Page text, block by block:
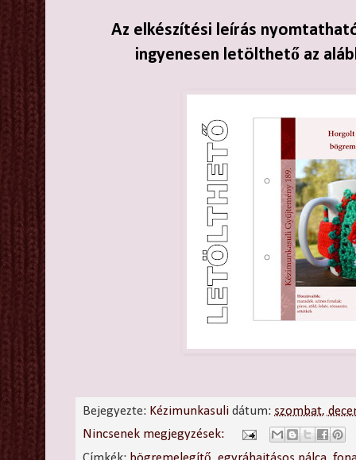
Az elkészítési leírás
ingyenesen letölthető az
Bejegyezte: Kézimunkasuli dátum: szombat,
Nincsenek megjegyzések: